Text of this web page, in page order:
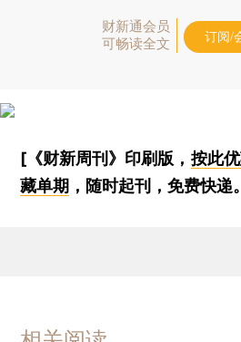
财新通会员
可畅读全文
订阅/
[《财新周刊》印刷版， 按此
藏单期 ，随时起刊，免费快递